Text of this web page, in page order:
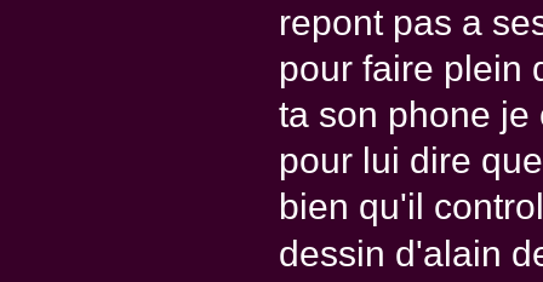
repont pas a
pour faire plein
ta son phone
pour lui dire
bien qu'il
dessin d'alain